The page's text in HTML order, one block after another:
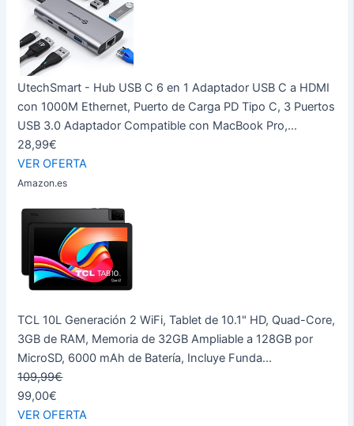
UtechSmart - Hub USB C 6 en 1 Adaptador USB C a HDMI
con 1000M Ethernet, Puerto de Carga PD Tipo C, 3 Puertos
USB 3.0 Adaptador Compatible con MacBook Pro,...
28,99€
VER OFERTA
Amazon.es
TCL 10L Generación 2 WiFi, Tablet de 10.1" HD, Quad-Core,
3GB de RAM, Memoria de 32GB Ampliable a 128GB por
MicroSD, 6000 mAh de Batería, Incluye Funda...
109,99€
99,00€
VER OFERTA